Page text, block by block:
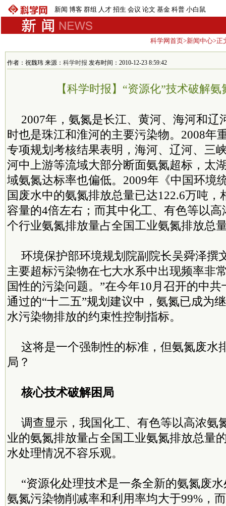
新闻 博客 群组 人才 招生 会议 论文 基金 科普 小白鼠
科学网首页>新闻中心>正
作者：祝魏玮 来源： 科学时报 发布时间：2010-12-23 8:59:42
【科学时报】“资源化”技术破解
2007年，氨氮是长江、黄河、海河和辽
时也是珠江和淮河的主要污染物。2008年
专项规划考核结果表明，海河、辽河、三
河中上游等流域大部分断面氨氮超标，太
域氨氮达标率也偏低。2009年《中国环境
国废水中的氨氮排放总量已达122.6万吨，
容量的4倍左右；而其中化工、有色等以
个行业氨氮排放量占全国工业氨氮排放总
环境保护部环境规划院副院长吴舜泽撰
主要超标污染物在七大水系中出现频率非
国性的污染问题。”在今年10月召开的中
通过的“十二五”规划建议中，氨氮已成为
水污染物排放的约束性控制指标。
这将是一个强制性的标准，但氨氮废水
局？
核心技术破解困局
调查显示，我国化工、有色等以高浓氨
业的氨氮排放量占全国工业氨氮排放总量
水处理情况不容乐观。
“资源化处理技术是一条全新的氨氮废
氨氮污染物削减率和利用率均大于99%，